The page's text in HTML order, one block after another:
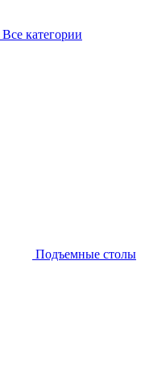
Все категории
Подъемные столы